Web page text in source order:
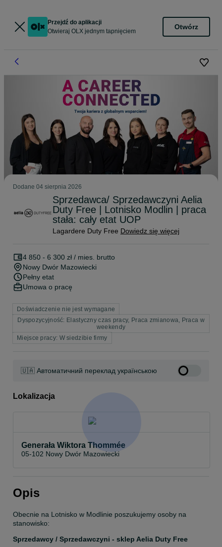
Przejdź do aplikacji
Otwieraj OLX jednym tapnięciem
Otwórz
Dodane 04 sierpnia 2026
Sprzedawca/ Sprzedawczyni Aelia
Duty Free | Lotnisko Modlin | praca
stała: cały etat UOP
Lagardere Duty Free Dowiedz się więcej
4 850 - 6 300 zł / mies. brutto
Nowy Dwór Mazowiecki
Pełny etat
Umowa o pracę
Doświadczenie nie jest wymagane
Dyspozycyjność: Elastyczny czas pracy, Praca zmianowa, Praca w
weekendy
Miejsce pracy: W siedzibie firmy
🇺🇦 Автоматичний переклад українською
Lokalizacja
Generała Wiktora Thommée
05-102 Nowy Dwór Mazowiecki
Opis
Obecnie na Lotnisko w Modlinie poszukujemy osoby na
stanowisko:
Sprzedawcy / Sprzedawczyni - sklep Aelia Duty Free